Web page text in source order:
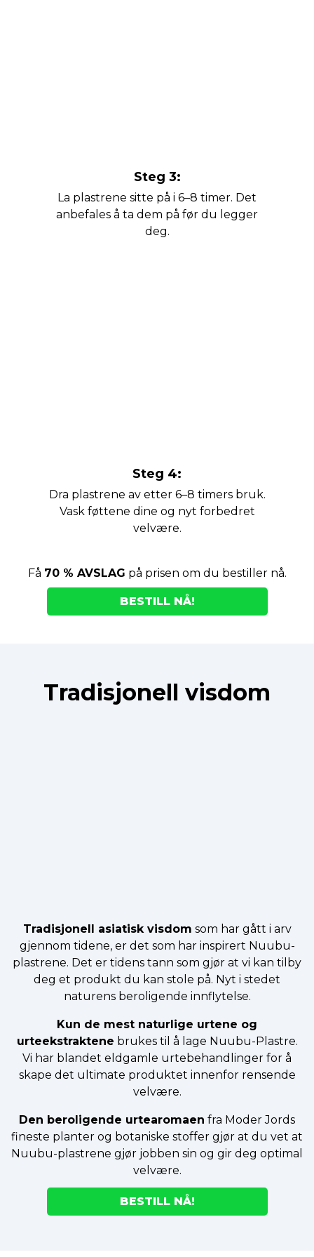
Steg 3:
La plastrene sitte på i 6–8 timer. Det
anbefales å ta dem på før du legger
deg.
Steg 4:
Dra plastrene av etter 6–8 timers bruk.
Vask føttene dine og nyt forbedret
velvære.
Få 70 % AVSLAG på prisen om du bestiller nå.
BESTILL NÅ!
Tradisjonell visdom
Tradisjonell asiatisk visdom som har gått i arv
gjennom tidene, er det som har inspirert Nuubu-
plastrene. Det er tidens tann som gjør at vi kan tilby
deg et produkt du kan stole på. Nyt i stedet
naturens beroligende innflytelse.
Kun de mest naturlige urtene og
urteekstraktene brukes til å lage Nuubu-Plastre.
Vi har blandet eldgamle urtebehandlinger for å
skape det ultimate produktet innenfor rensende
velvære.
Den beroligende urtearomaen fra Moder Jords
fineste planter og botaniske stoffer gjør at du vet at
Nuubu-plastrene gjør jobben sin og gir deg optimal
velvære.
BESTILL NÅ!